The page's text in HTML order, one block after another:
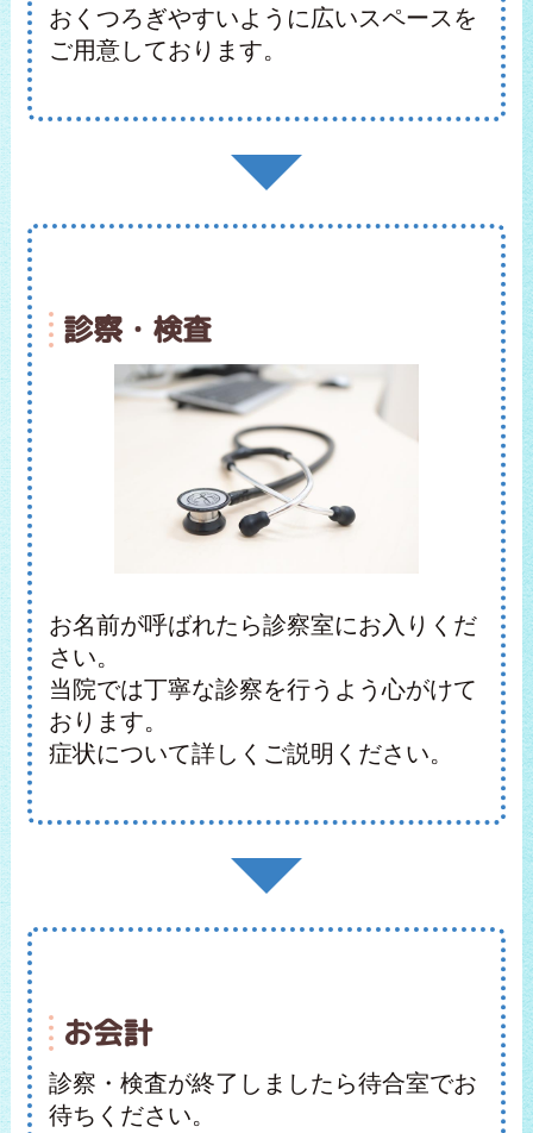
おくつろぎやすいように広いスペースを
ご用意しております。
診察・検査
お名前が呼ばれたら診察室にお入りくだ
さい。
当院では丁寧な診察を行うよう心がけて
おります。
症状について詳しくご説明ください。
お会計
診察・検査が終了しましたら待合室でお
待ちください。